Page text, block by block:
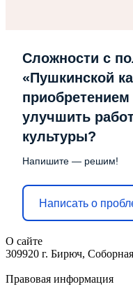
Сложности с
«Пушкинской
приобретением
улучшить
культуры?
Напишите — решим!
Написать о
О сайте
309920 г. Бирюч,
Правовая информация